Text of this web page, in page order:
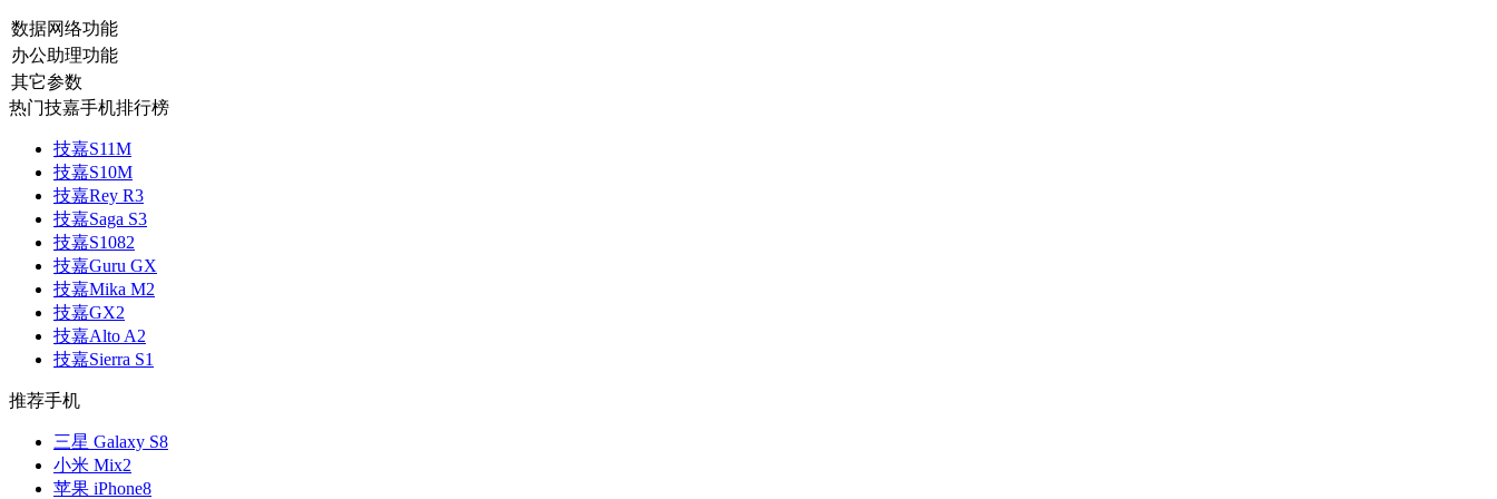
数据网络功能
办公助理功能
其它参数
热门技嘉手机排行榜
技嘉S11M
技嘉S10M
技嘉Rey R3
技嘉Saga S3
技嘉S1082
技嘉Guru GX
技嘉Mika M2
技嘉GX2
技嘉Alto A2
技嘉Sierra S1
推荐手机
三星 Galaxy S8
小米 Mix2
苹果 iPhone8